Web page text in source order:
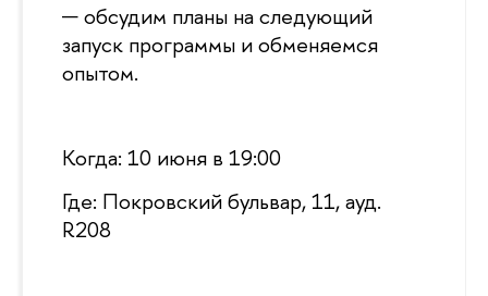
обсудим планы на следующий
запуск программы и обменяемся
опытом.
Когда: 10 июня в 19:00
Где: Покровский бульвар, 11, ауд.
R208